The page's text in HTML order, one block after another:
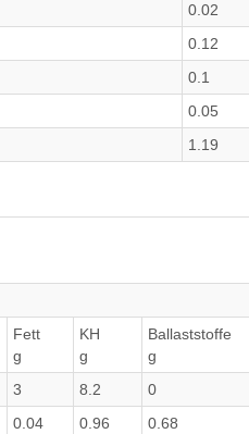
0.02
0.12
0.1
0.05
1.19
Fett
g
KH
g
Ballaststoffe
g
3 8.2 0
0.04 0.96 0.68